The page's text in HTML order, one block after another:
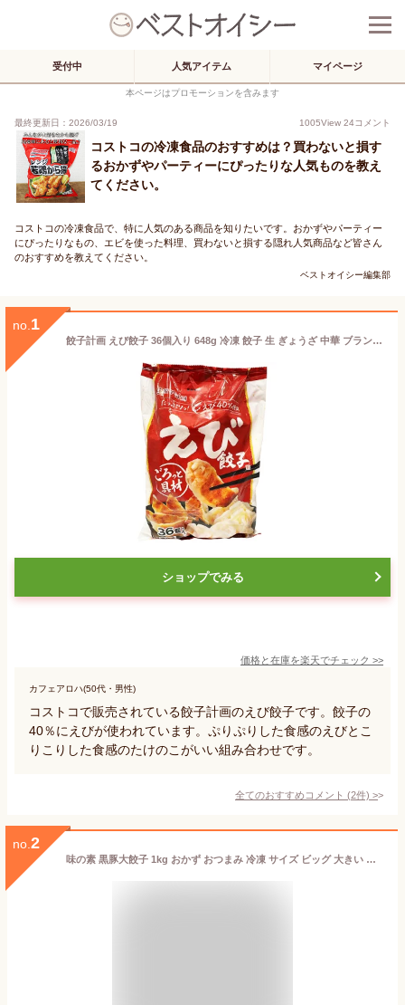
受付中 人気アイテム マイページ
本ページはプロモーションを含みます
最終更新日：2026/03/19 1005View 24コメント
コストコの冷凍食品のおすすめは？買わないと損す
るおかずやパーティーにぴったりな人気ものを教え
てください。
コストコの冷凍食品で、特に人気のある商品を知りたいです。おかずやパーティー
にぴったりなもの、エビを使った料理、買わないと損する隠れ人気商品など皆さん
のおすすめを教えてください。
ベストオイシー編集部
no. 1
餃子計画 えび餃子 36個入り 648g 冷凍 餃子 生 ぎょうざ 中華 ブランド メーカー オリジナル 具材 素材 焼き餃子 水餃子 種類 大容量 パッケージ 保存 具沢山 冷凍保存 解凍 商品 海老 たけのこ スープ エビワンタン アレンジ 【 Costco コストコ】
ショップでみる
価格と在庫を楽天でチェック >>
カフェアロハ(50代・男性)
コストコで販売されている餃子計画のえび餃子です。餃子の
40％にえびが使われています。ぷりぷりした食感のえびとこ
りこりした食感のたけのこがいい組み合わせです。
全てのおすすめコメント (2件) >
no. 2
味の素 黒豚大餃子 1kg おかず おつまみ 冷凍 サイズ ビッグ 大きい 餃子 黒豚 ブランド メーカー ポーク 豚肉 加工品 メイン メニュー 中華 献立 冷凍保存 保存 賞味期限 チャイナ 1000g 夕食 定食 夜食 補食 便利 時短 簡単 焼くだけ 焼き方 食べ方【Costco コストコ】